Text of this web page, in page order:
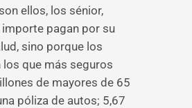
ellos, los sénior,
pagan por su
sino porque los
los que más seguros
de mayores de 65
póliza de autos; 5,67